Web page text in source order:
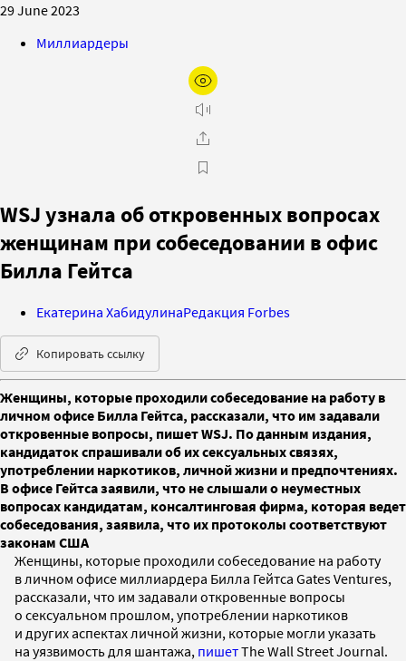
29 June 2023
Миллиардеры
WSJ узнала об откровенных вопросах
женщинам при собеседовании в офис
Билла Гейтса
Екатерина ХабидулинаРедакция Forbes
Копировать ссылку
Женщины, которые проходили собеседование на работу в
личном офисе Билла Гейтса, рассказали, что им задавали
откровенные вопросы, пишет WSJ. По данным издания,
кандидаток спрашивали об их сексуальных связях,
употреблении наркотиков, личной жизни и предпочтениях.
В офисе Гейтса заявили, что не слышали о неуместных
вопросах кандидатам, консалтинговая фирма, которая ведет
собеседования, заявила, что их протоколы соответствуют
законам США
Женщины, которые проходили собеседование на работу
в личном офисе миллиардера Билла Гейтса Gates Ventures,
рассказали, что им задавали откровенные вопросы
о сексуальном прошлом, употреблении наркотиков
и других аспектах личной жизни, которые могли указать
на уязвимость для шантажа, пишетThe Wall Street Journal.